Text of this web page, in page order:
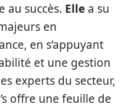
au succès. Elle a su
en
en s’appuyant
et une gestion
experts du secteur,
offre une feuille de